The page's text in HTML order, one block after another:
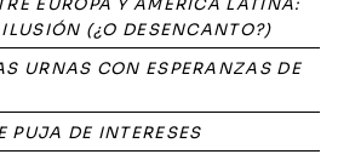
EUROPA Y AMÉRICA LATINA:
(¿O DESENCANTO?)
URNAS CON ESPERANZAS DE
PUJA DE INTERESES